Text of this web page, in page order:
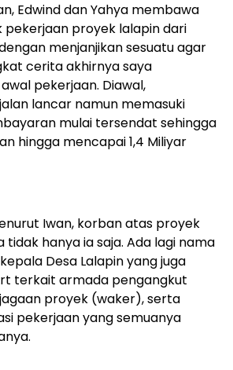
Edwind dan Yahya membawa
proyek lalapin dari
menjanjikan sesuatu agar
cerita akhirnya saya
pekerjaan. Diawal,
lancar namun memasuki
mulai tersendat sehingga
hingga mencapai 1,4 Miliyar
Iwan, korban atas proyek
hanya ia saja. Ada lagi nama
Desa Lalapin yang juga
terkait armada pengangkut
proyek (waker), serta
pekerjaan yang semuanya